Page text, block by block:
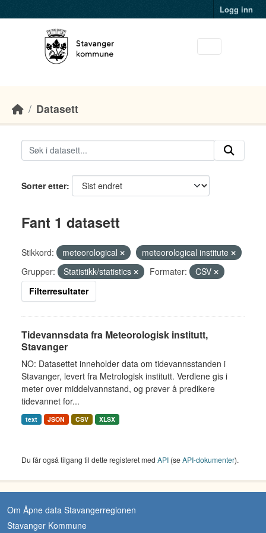
Logg inn
Datasett
Sorter etter
Fant 1 datasett
Stikkord: meteorological
meteorological institute
Grupper:
Statistikk/statistics Formater:
CSV
Filterresultater
Tidevannsdata fra Meteorologisk institutt,
Stavanger
NO: Datasettet inneholder data om tidevannsstanden i
Stavanger, levert fra Metrologisk institutt. Verdiene gis i
meter over middelvannstand, og prøver å predikere
tidevannet for...
text JSON CSV XLSX
Du får også tilgang til dette registeret med API (seAPI-dokumenter).
Om Åpne data Stavangerregionen
Stavanger Kommune